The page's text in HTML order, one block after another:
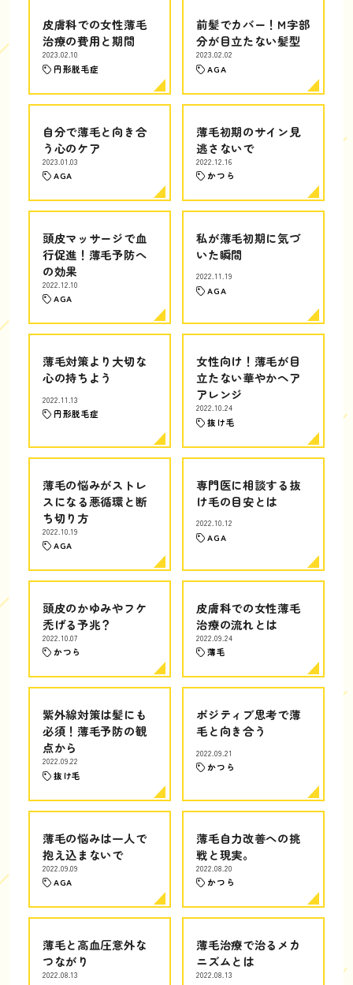
皮膚科での女性薄毛
治療の費用と期間
2023.02.10
円形脱毛症
前髪でカバー！M字部
分が目立たない髪型
2023.02.02
AGA
自分で薄毛と向き合
う心のケア
2023.01.03
AGA
薄毛初期のサイン見
逃さないで
2022.12.16
かつら
頭皮マッサージで血
行促進！薄毛予防へ
の効果
2022.12.10
AGA
私が薄毛初期に気づ
いた瞬間
2022.11.19
AGA
薄毛対策より大切な
心の持ちよう
2022.11.13
円形脱毛症
女性向け！薄毛が目
立たない華やかヘア
アレンジ
2022.10.24
抜け毛
薄毛の悩みがストレ
スになる悪循環と断
ち切り方
2022.10.19
AGA
専門医に相談する抜
け毛の目安とは
2022.10.12
AGA
頭皮のかゆみやフケ
禿げる予兆？
2022.10.07
かつら
皮膚科での女性薄毛
治療の流れとは
2022.09.24
薄毛
紫外線対策は髪にも
必須！薄毛予防の観
点から
2022.09.22
抜け毛
ポジティブ思考で薄
毛と向き合う
2022.09.21
かつら
薄毛の悩みは一人で
抱え込まないで
2022.09.09
AGA
薄毛自力改善への挑
戦と現実。
2022.08.20
かつら
薄毛と高血圧意外な
つながり
2022.08.13
薄毛治療で治るメカ
ニズムとは
2022.08.13